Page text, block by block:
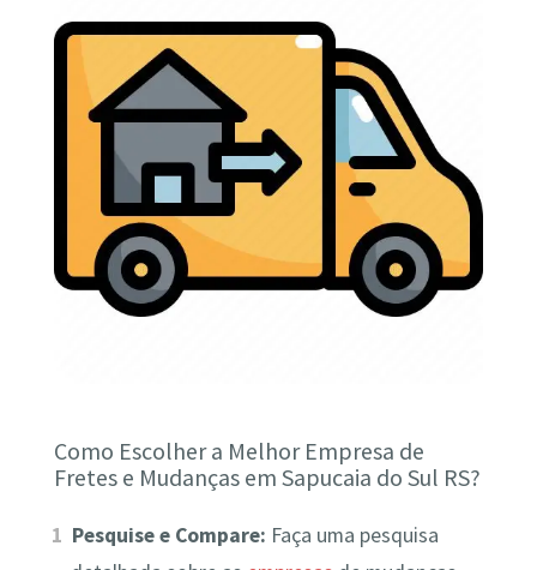
Como Escolher a Melhor Empresa de
Fretes e Mudanças em Sapucaia do Sul RS?
Pesquise e Compare: Faça uma pesquisa